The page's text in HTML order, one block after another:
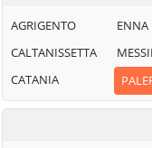
Bolognetta
Bompietro
Borgetto
Caccamo
Giuliana
Isnello
AGRIGENTO
CALTANISSETTA
CATANIA
ENNA